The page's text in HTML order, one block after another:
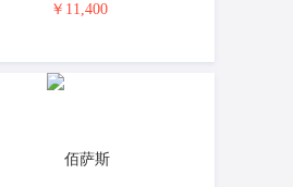
￥11,400